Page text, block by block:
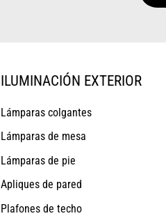
ILUMINACIÓN EXTERIOR
Lámparas colgantes
Lámparas de mesa
Lámparas de pie
Apliques de pared
Plafones de techo